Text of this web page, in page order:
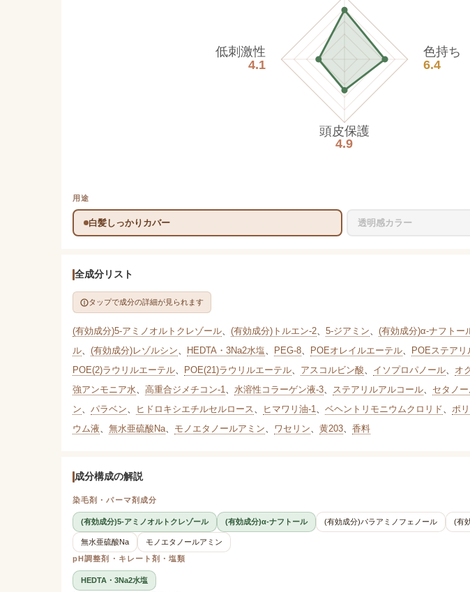
色持ち
6.4
頭皮保護
4.9
低刺激性
4.1
用途
白髪しっかりカバー 透明感カラー
全成分リスト
タップで成分の詳細が見られます
(有効成分)5-アミノオルトクレゾール、 (有効成分)トルエン-2、 5-ジアミン、 (有効成分)α-ナフトー
ル、 (有効成分)レゾルシン、 HEDTA・3Na2水塩、 PEG-8、 POEオレイルエーテル、 POEステア
POE(2)ラウリルエーテル、 POE(21)ラウリルエーテル、 アスコルビン酸、 イソプロパノール、 オ
強アンモニア水、 高重合ジメチコン-1、 水溶性コラーゲン液-3、 ステアリルアルコール、 セタノ
ン、 パラベン、 ヒドロキシエチルセルロース、 ヒマワリ油-1、 ベヘントリモニウムクロリド、 ポ
ウム液、 無水亜硫酸Na、 モノエタノールアミン、 ワセリン、 黄203、 香料
成分構成の解説
染毛剤・パーマ剤成分
(有効成分)5-アミノオルトクレゾール (有効成分)α-ナフトール (有効成分)パラアミノフェノール (有
無水亜硫酸Na
モノエタノールアミン
pH調整剤・キレート剤・塩類
HEDTA・3Na2水塩